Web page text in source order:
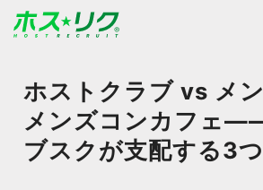
ホストクラブ vs メ
メンズコンカフェ
ブスクが支配する3